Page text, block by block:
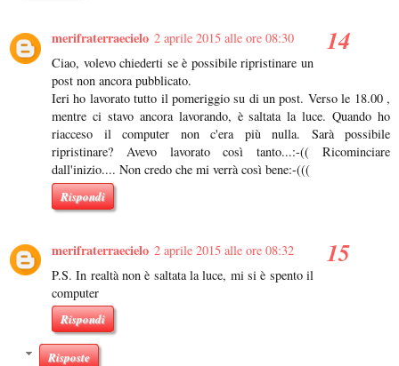
merifraterraecielo 2 aprile 2015 alle ore 08:30
Ciao, volevo chiederti se è possibile ripristinare un
post non ancora pubblicato.
Ieri ho lavorato tutto il pomeriggio su di un post. Verso le 18.00 ,
mentre ci stavo ancora lavorando, è saltata la luce. Quando ho
riacceso il computer non c'era più nulla. Sarà possibile
ripristinare? Avevo lavorato così tanto...:-(( Ricominciare
dall'inizio.... Non credo che mi verrà così bene:-(((
Rispondi
merifraterraecielo 2 aprile 2015 alle ore 08:32
P.S. In realtà non è saltata la luce, mi si è spento il
computer
Rispondi
Risposte